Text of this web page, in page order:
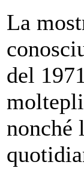
La
del
nonché